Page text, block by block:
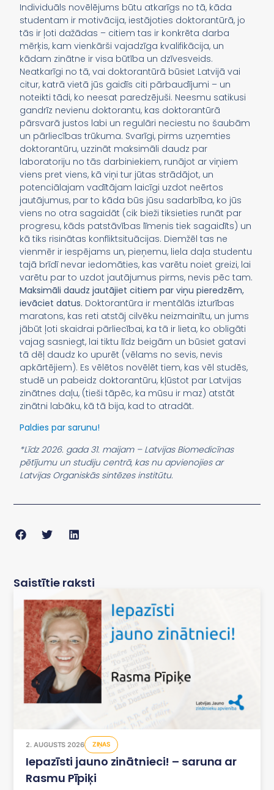
Individuāls novēlējums būtu atkarīgs no tā, kāda
studentam ir motivācija, iestājoties doktorantūrā, jo
tās ir ļoti dažādas – citiem tas ir konkrēta darba
mērķis, kam vienkārši vajadzīga kvalifikācija, un
kādam zinātne ir visa būtība un dzīvesveids.
Neatkarīgi no tā, vai doktorantūrā būsiet Latvijā vai
citur, katrā vietā jūs gaidīs citi pārbaudījumi – un
noteikti tādi, ko neesat paredzējuši. Neesmu satikusi
gandrīz nevienu doktorantu, kas doktorantūrā
pārsvarā justos labi un regulāri neciestu no šaubām
un pārliecības trūkuma. Svarīgi, pirms uzņemties
doktorantūru, uzzināt maksimāli daudz par
laboratoriju no tās darbiniekiem, runājot ar viņiem
viens pret viens, kā viņi tur jūtas strādājot, un
potenciālajam vadītājam laicīgi uzdot neērtos
jautājumus, par to kāda būs jūsu sadarbība, ko jūs
viens no otra sagaidāt (cik bieži tiksieties runāt par
progresu, kāds patstāvības līmenis tiek sagaidīts) un
kā tiks risinātas konfliktsituācijas. Diemžēl tas ne
vienmēr ir iespējams un, pieņemu, liela daļa studentu
tajā brīdī nevar iedomāties, kas varētu noiet greizi, lai
varētu par to uzdot jautājumus pirms, nevis pēc tam.
Maksimāli daudz jautājiet citiem par viņu pieredzēm,
ievāciet datus. Doktorantūra ir mentālās izturības
maratons, kas reti atstāj cilvēku neizmainītu, un jums
jābūt ļoti skaidrai pārliecībai, ka tā ir lieta, ko obligāti
vajag sasniegt, lai tiktu līdz beigām un būsiet gatavi
tā dēļ daudz ko upurēt (vēlams no sevis, nevis
apkārtējiem). Es vēlētos novēlēt tiem, kas vēl studēs,
studē un pabeidz doktorantūru, kļūstot par Latvijas
zinātnes daļu, (tieši tāpēc, ka mūsu ir maz) atstāt
zinātni labāku, kā tā bija, kad to atradāt.
Paldies par sarunu!
*Līdz 2026. gada 31. maijam – Latvijas Biomedicīnas
pētījumu un studiju centrā, kas nu apvienojies ar
Latvijas Organiskās sintēzes institūtu.
Saistītie raksti
2. AUGUSTS 2026 ZIŅAS
Iepazīsti jauno zinātnieci! – saruna ar
Rasmu Pīpiķi